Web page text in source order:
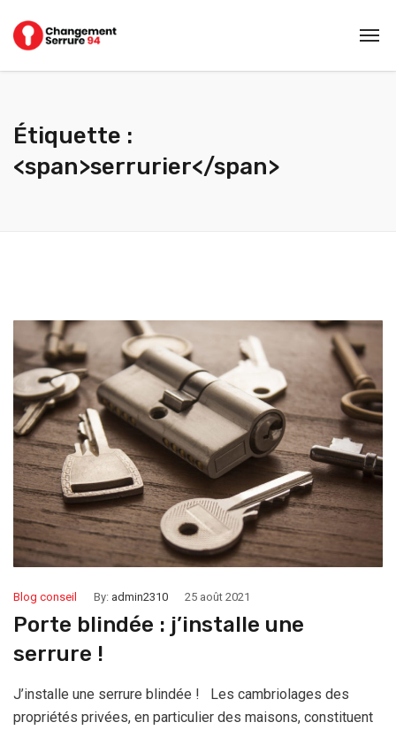
Étiquette :
<span>serrurier</span>
Blog conseil By: admin2310 25 août 2021
Porte blindée : j’installe une
serrure !
J’installe une serrure blindée ! Les cambriolages des
propriétés privées, en particulier des maisons, constituent